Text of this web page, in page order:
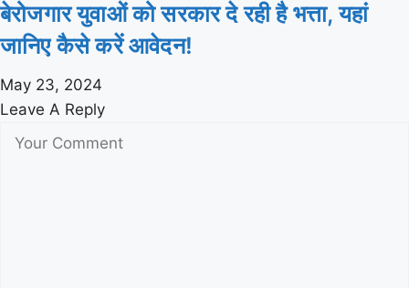
बेरोजगार युवाओं को सरकार दे रही है भत्ता, यहां
जानिए कैसे करें आवेदन!
May 23, 2024
Leave A Reply